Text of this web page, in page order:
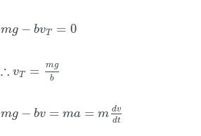
mg − bvT = 0
mg bvT=0
∴ vT = mg
b
mgb
mg − bv = ma = m dv
dt
bv t